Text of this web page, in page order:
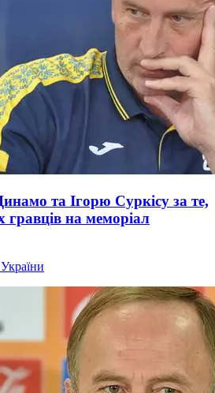
та Ігорю Суркісу за те,
гравців на меморіал